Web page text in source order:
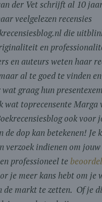
der Vet schrijft al 10
veelgelezen recensies
die
en
en auteurs weten haar
al te goed te vinden
graag hun
wat toprecensente Marga
ook voor
de dop kan betekenen! Je
verzoek indienen om
professioneel te
je meer kans hebt om je
de markt te zetten. Of je